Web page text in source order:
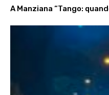
A Manziana “Tango: